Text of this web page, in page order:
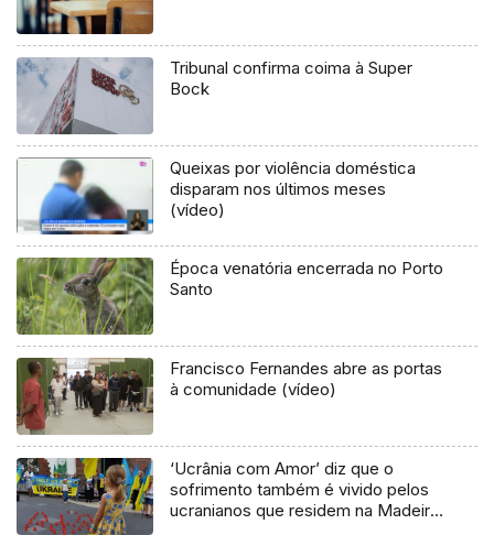
Tribunal confirma coima à Super
Bock
Queixas por violência doméstica
disparam nos últimos meses
(vídeo)
Época venatória encerrada no Porto
Santo
Francisco Fernandes abre as portas
à comunidade (vídeo)
‘Ucrânia com Amor’ diz que o
sofrimento também é vivido pelos
ucranianos que residem na Madeira